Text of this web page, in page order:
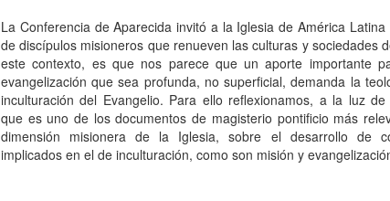
La Conferencia de Aparecida invitó a la Iglesia de América
de discípulos misioneros que renueven las culturas y sociedades
este contexto, es que nos parece que un aporte importante
evangelización que sea profunda, no superficial, demanda la
inculturación del Evangelio. Para ello reflexionamos, a la luz de
que es uno de los documentos de magisterio pontificio más
dimensión misionera de la Iglesia, sobre el desarrollo de
implicados en el de inculturación, como son misión y